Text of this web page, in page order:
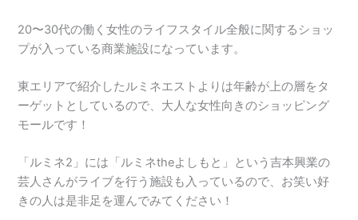
20〜30代の働く女性のライフスタイル全般に関するショッ
プが入っている商業施設になっています。
東エリアで紹介したルミネエストよりは年齢が上の層をタ
ーゲットとしているので、大人な女性向きのショッピング
モールです！
「ルミネ2」には「ルミネtheよしもと」という吉本興業の
芸人さんがライブを行う施設も入っているので、お笑い好
きの人は是非足を運んでみてください！